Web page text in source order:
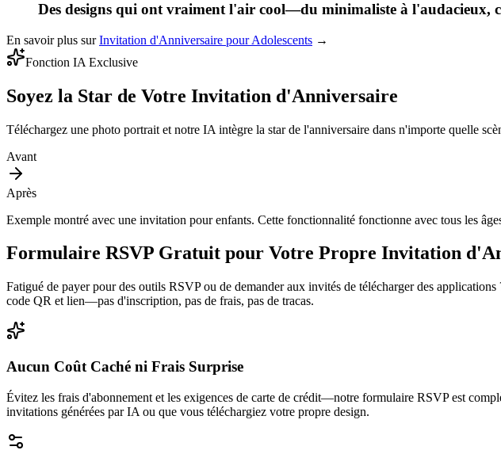
Des designs qui ont vraiment l'air cool—du minimaliste à l'audacieux,
En savoir plus sur Invitation d'Anniversaire pour Adolescents →
Fonction IA Exclusive
Soyez la Star de Votre Invitation d'Anniversaire
Téléchargez une photo portrait et notre IA intègre la star de l'anniversaire dans n'importe quelle
Avant
Après
Exemple montré avec une invitation pour enfants. Cette fonctionnalité fonctionne avec tous les
Formulaire RSVP Gratuit pour Votre Propre Invitation
Fatigué de payer pour des outils RSVP ou de demander aux invités de télécharger des
code QR et lien—pas d'inscription, pas de frais, pas de tracas.
Aucun Coût Caché ni Frais Surprise
Évitez les frais d'abonnement et les exigences de carte de crédit—notre formulaire RSVP est
invitations générées par IA ou que vous téléchargiez votre propre design.